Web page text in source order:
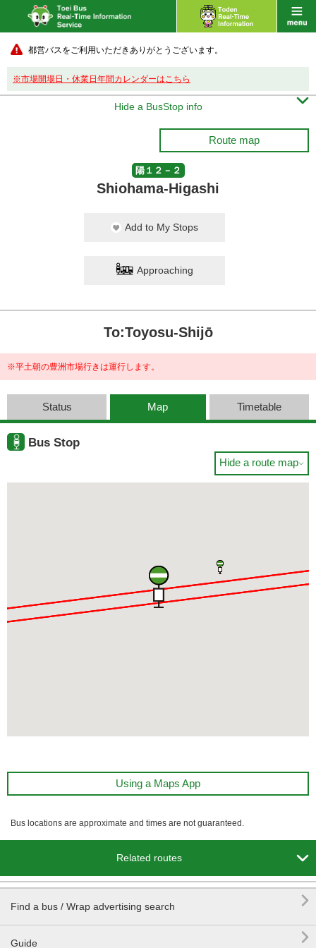
都営バスをご利用いただきありがとうございます。
※市場開場日・休業日年間カレンダーはこちら
Hide a BusStop info 
Route map
陽１２－２
Shiohama-Higashi
Add to My Stops
Approaching
To:Toyosu-Shijō
※平土朝の豊洲市場行きは運行します。
Status Map Timetable
Bus Stop
Hide a route map
Using a Maps App
Bus locations are approximate and times are not guaranteed.
Related routes 
Find a bus / Wrap advertising search 
Guide 